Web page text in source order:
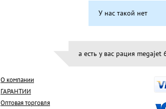
У нас такой нет
а есть у вас рация megajet
О компании
ГАРАНТИИ
Оптовая торговля